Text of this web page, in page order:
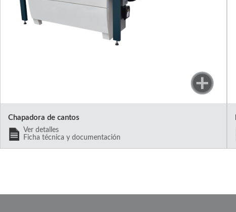
Chapadora de cantos
Ver detalles
Ficha técnica y documentación